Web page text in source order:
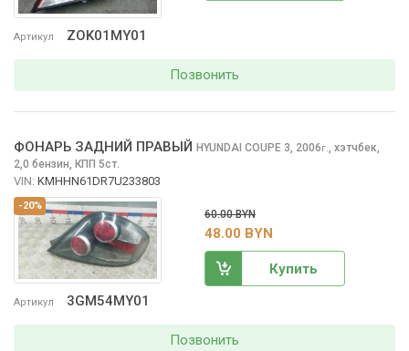
Артикул ZOK01MY01
Позвонить
-20%
Артикул 3GM54MY01
ФОНАРЬ ЗАДНИЙ ПРАВЫЙ HYUNDAI COUPE 3, 2006г., хэтчбек,
2,0 бензин, КПП 5ст.
VIN: KMHHN61DR7U233803
60.00 BYN
48.00 BYN
Купить
Позвонить